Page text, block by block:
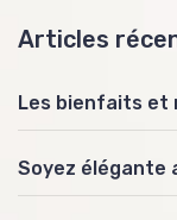
Articles
Les bienfaits et
Soyez élégante